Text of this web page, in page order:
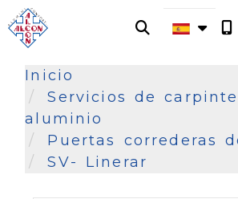
Inicio
Servicios de
aluminio
Puertas correderas
SV- Linerar